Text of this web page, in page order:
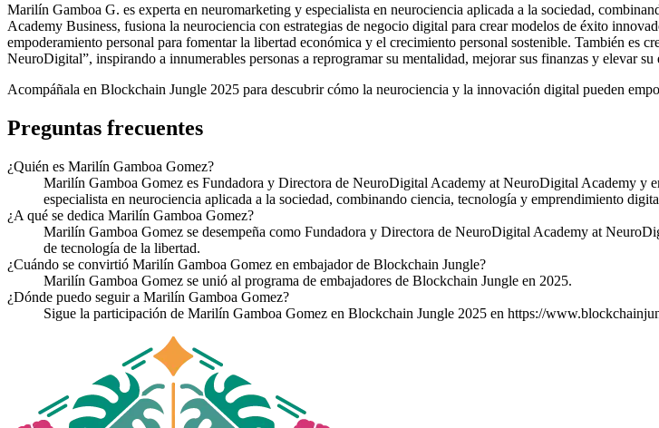
Marilín Gamboa G. es experta en neuromarketing y especialista en neurociencia aplicada a la sociedad,
Academy Business, fusiona la neurociencia con estrategias de negocio digital para crear modelos de éxito
empoderamiento personal para fomentar la libertad económica y el crecimiento personal sostenible. También es
NeuroDigital”, inspirando a innumerables personas a reprogramar su mentalidad, mejorar sus finanzas y elevar su
Acompáñala en Blockchain Jungle 2025 para descubrir cómo la neurociencia y la innovación digital pueden
Preguntas frecuentes
¿Quién es Marilín Gamboa Gomez?
Marilín Gamboa Gomez es Fundadora y Directora de NeuroDigital Academy at NeuroDigital Academy y
especialista en neurociencia aplicada a la sociedad, combinando ciencia, tecnología y emprendimiento
¿A qué se dedica Marilín Gamboa Gomez?
Marilín Gamboa Gomez se desempeña como Fundadora y Directora de NeuroDigital Academy at
de tecnología de la libertad.
¿Cuándo se convirtió Marilín Gamboa Gomez en embajador de Blockchain Jungle?
Marilín Gamboa Gomez se unió al programa de embajadores de Blockchain Jungle en 2025.
¿Dónde puedo seguir a Marilín Gamboa Gomez?
Sigue la participación de Marilín Gamboa Gomez en Blockchain Jungle 2025 en https://